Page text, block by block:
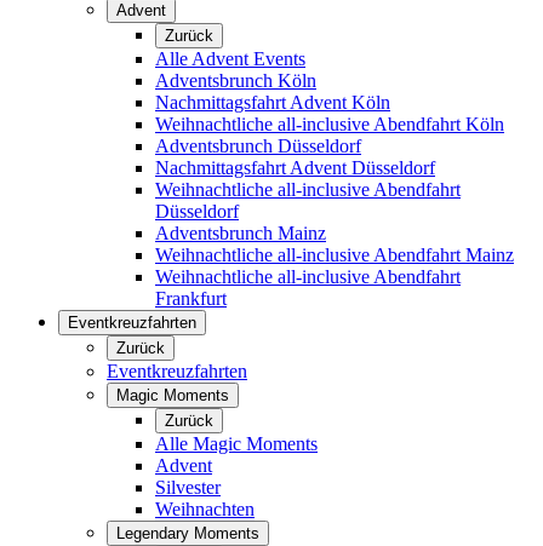
Advent
Zurück
Alle Advent Events
Adventsbrunch Köln
Nachmittagsfahrt Advent Köln
Weihnachtliche all-inclusive Abendfahrt Köln
Adventsbrunch Düsseldorf
Nachmittagsfahrt Advent Düsseldorf
Weihnachtliche all-inclusive Abendfahrt
Düsseldorf
Adventsbrunch Mainz
Weihnachtliche all-inclusive Abendfahrt Mainz
Weihnachtliche all-inclusive Abendfahrt
Frankfurt
Eventkreuzfahrten
Zurück
Eventkreuzfahrten
Magic Moments
Zurück
Alle Magic Moments
Advent
Silvester
Weihnachten
Legendary Moments